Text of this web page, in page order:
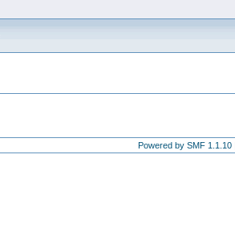
Powered by SMF 1.1.10